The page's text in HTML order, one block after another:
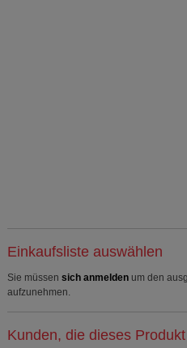
Einkaufsliste auswählen
Sie müssen sich anmelden um den
aufzunehmen.
Kunden, die dieses